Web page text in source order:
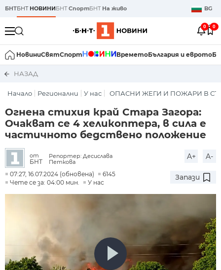
БНТБНТ НОВИНИБНТСпортБНТ На живо BG
0 0
НовиниСвятСпорт ВреметоБългария и еврото
НАЗАД
Начало Регионални У нас ОПАСНИ ЖЕГИ И ПОЖАРИ В
Огнена стихия край Стара Загора:
Очакват се 4 хеликоптера, в сила е
частичното бедствено положение
от
БНТ
Репортер: Десислава
Петкова
A+ A-
07:27, 16.07.2024 (обновена)
6145
Чете се за: 04:00 мин.
У нас
Запази